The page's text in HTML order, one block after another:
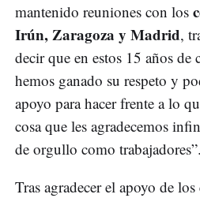
mantenido reuniones con los
Irún, Zaragoza y Madrid,
decir que en estos 15 años
hemos ganado su respeto y
apoyo para hacer frente a lo
cosa que les agradecemos
de orgullo como trabajadores”.
Tras agradecer el apoyo de